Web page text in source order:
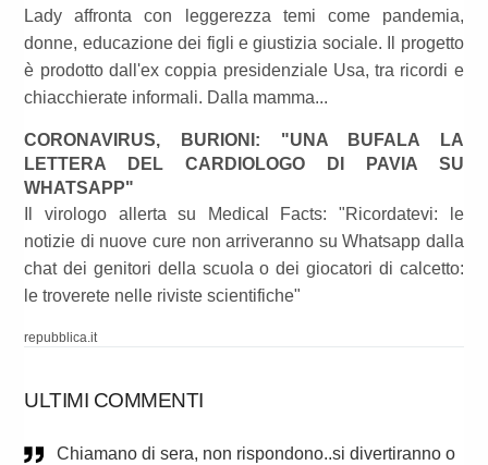
Lady affronta con leggerezza temi come pandemia,
donne, educazione dei figli e giustizia sociale. Il progetto
è prodotto dall'ex coppia presidenziale Usa, tra ricordi e
chiacchierate informali. Dalla mamma...
CORONAVIRUS, BURIONI: "UNA BUFALA LA
LETTERA DEL CARDIOLOGO DI PAVIA SU
WHATSAPP"
Il virologo allerta su Medical Facts: "Ricordatevi: le
notizie di nuove cure non arriveranno su Whatsapp dalla
chat dei genitori della scuola o dei giocatori di calcetto:
le troverete nelle riviste scientifiche"
repubblica.it
ULTIMI COMMENTI
Chiamano di sera, non rispondono..si divertiranno o